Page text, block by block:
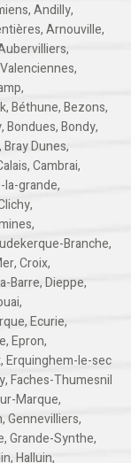
,Andilly,
,Arnouville,
,
,
,
,Béthune,Bezons,
,Bondues,Bondy,
,Bray Dunes,
,Cambrai,
la-grande,
,
,
Branche,
,Croix,
Barre,Dieppe,
,
,Ecurie,
,Epron,
,Erquinghem-le-sec
,Faches-Thumesnil
Marque,
,Gennevilliers,
,Grande-Synthe,
,Halluin,